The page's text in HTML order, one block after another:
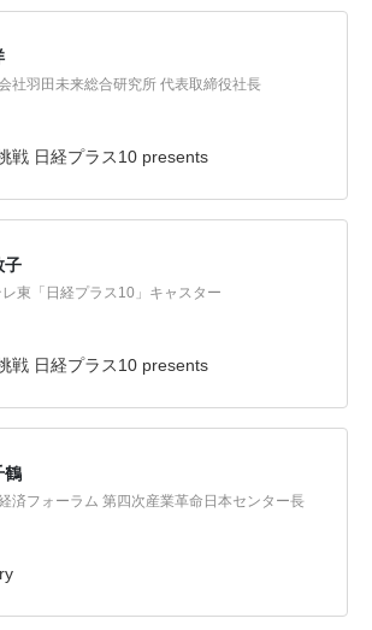
社羽田未来総合研究所 代表取締役社長
戦 日経プラス10 presents
子
東「日経プラス10」キャスター
戦 日経プラス10 presents
鶴
済フォーラム 第四次産業革命日本センター⻑